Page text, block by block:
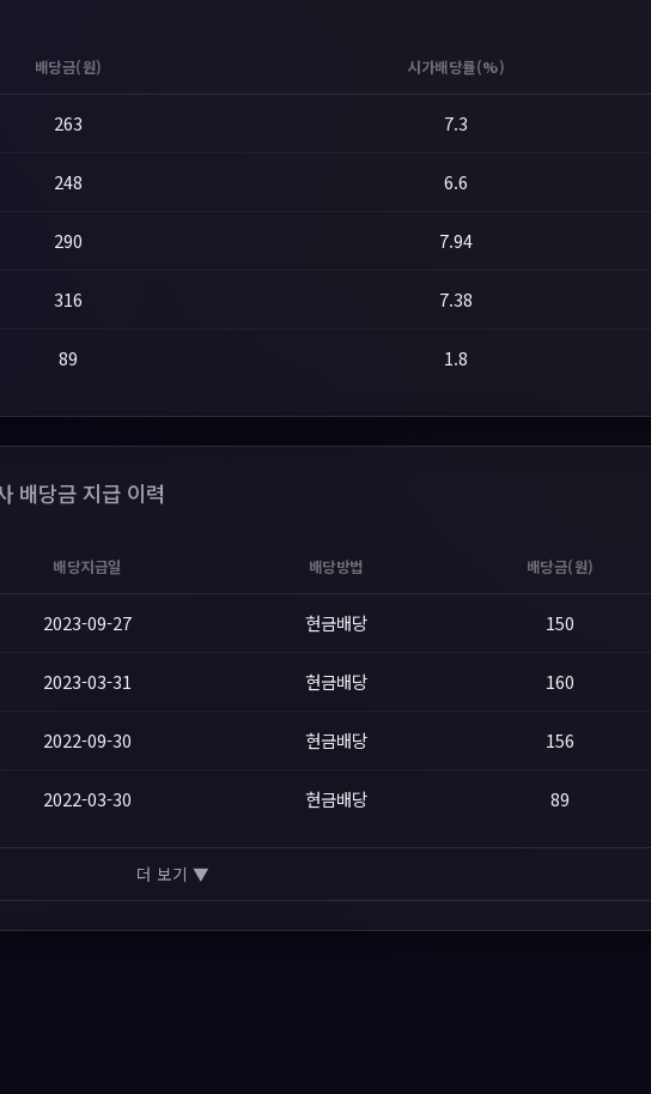
배당금(원) 시가배당률(%)
263 7.3
248 6.6
290 7.94
316 7.38
89 1.8
배당금 지급 이력
배당지급일 배당방법 배당금(원)
2023-09-27 현금배당 150
2023-03-31 현금배당 160
2022-09-30 현금배당 156
2022-03-30 현금배당 89
더 보기 ▼